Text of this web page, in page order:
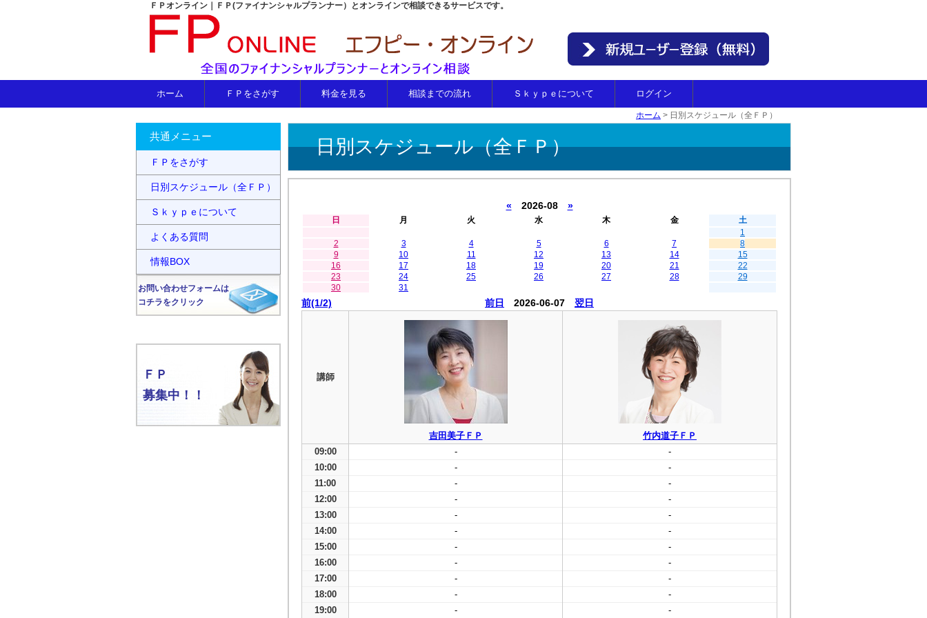
ＦＰオンライン｜ＦＰ(ファイナンシャルプランナー）とオンラインで相談できるサービスです。
ホーム ＦＰをさがす 料金を見る 相談までの流れ Ｓｋｙｐｅについて ログイン
ホーム > 日別スケジュール（全ＦＰ）
日別スケジュール（全ＦＰ）
« 2026-08 »
日 月 火 水 木 金
土
1
2
3 4 5 6 7
8
9
10 11 12 13 14
15
16
17 18 19 20 21
22
23
24 25 26 27 28
29
30
31
前(1/2) 前日 2026-06-07 翌日
講師
吉田美子ＦＰ
竹内道子ＦＰ
09:00
-
-
10:00
-
-
11:00
-
-
12:00
-
-
13:00
-
-
14:00
-
-
15:00
-
-
16:00
-
-
17:00
-
-
18:00
-
-
19:00
- -
共通メニュー
ＦＰをさがす
日別スケジュール（全ＦＰ）
Ｓｋｙｐｅについて
よくある質問
情報BOX
お問い合わせフォームは
コチラをクリック
ＦＰ
募集中！！